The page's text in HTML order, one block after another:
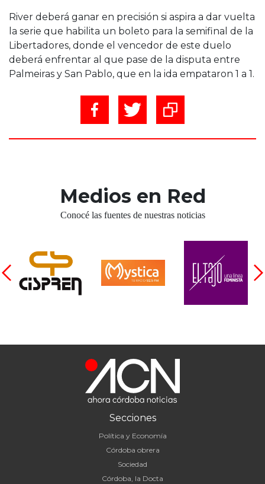
River deberá ganar en precisión si aspira a dar vuelta
la serie que habilita un boleto para la semifinal de la
Libertadores, donde el vencedor de este duelo
deberá enfrentar al que pase de la disputa entre
Palmeiras y San Pablo, que en la ida empataron 1 a 1.
Medios en Red
Conocé las fuentes de nuestras noticias
Secciones
Política y Economía
Córdoba obrera
Sociedad
Córdoba, la Docta